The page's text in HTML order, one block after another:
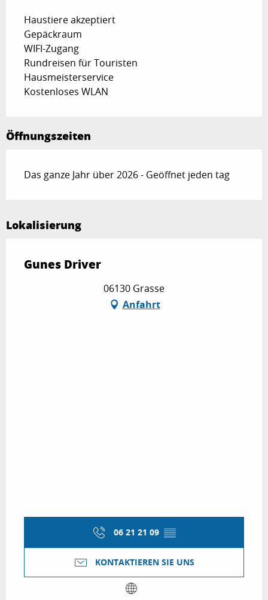
Haustiere akzeptiert
Gepäckraum
WIFI-Zugang
Rundreisen für Touristen
Hausmeisterservice
Kostenloses WLAN
Öffnungszeiten
Das ganze Jahr über 2026 - Geöffnet jeden tag
Lokalisierung
Gunes Driver
06130 Grasse
Anfahrt
06 21 21 09 ▒▒
KONTAKTIEREN SIE UNS